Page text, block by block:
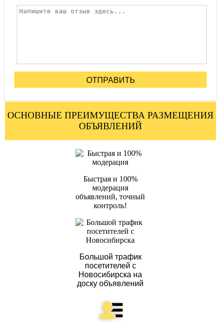
ОТПРАВИТЬ
ОСНОВНЫЕ ПРЕИМУЩЕСТВА РАЗМЕЩЕНИЯ
ОБЪЯВЛЕНИЙ
Быстрая и 100%
модерация
объявлений, точный
контроль!
Большой трафик
посетителей с
Новосибирска на
доску объявлений